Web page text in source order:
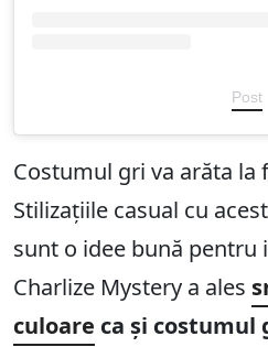
Post
Costumul gri va arăta la
Stilizațiile casual cu
sunt o idee bună pentru
Charlize Mystery a ales
culoare ca și costumul